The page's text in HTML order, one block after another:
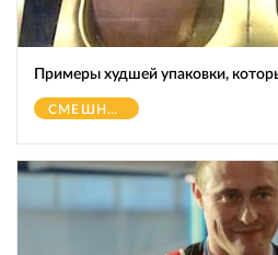
Примеры худшей упаковки,
СМЕШНОЕ